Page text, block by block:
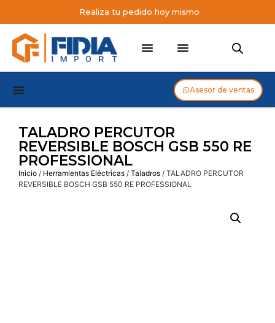
Realiza tu pedido hoy mismo
Asesor de ventas
TALADRO PERCUTOR
REVERSIBLE BOSCH GSB 550 RE
PROFESSIONAL
Inicio / Herramientas Eléctricas / Taladros / TALADRO PERCUTOR
REVERSIBLE BOSCH GSB 550 RE PROFESSIONAL